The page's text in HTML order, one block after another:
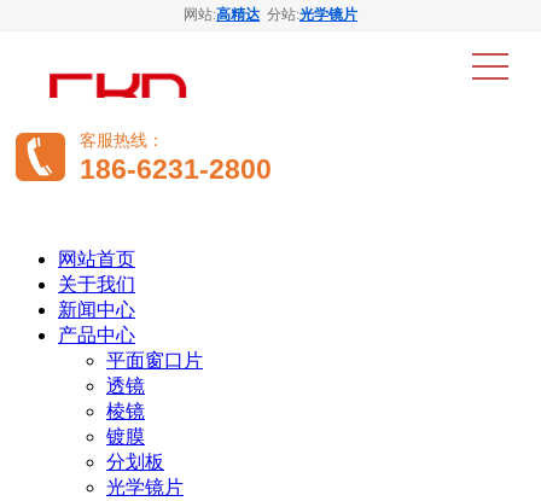
网站:高精达 分站:光学镜片
客服热线：
186-6231-2800
网站首页
关于我们
新闻中心
产品中心
平面窗口片
透镜
棱镜
镀膜
分划板
光学镜片